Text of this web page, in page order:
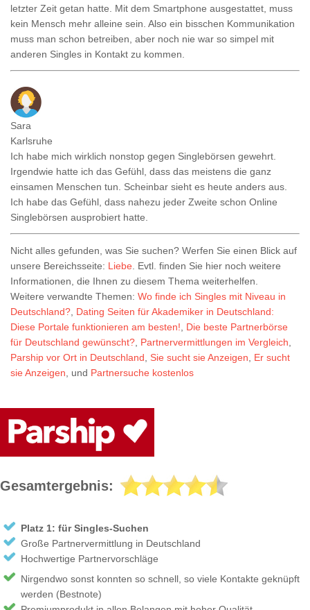
letzter Zeit getan hatte. Mit dem Smartphone ausgestattet, muss
kein Mensch mehr alleine sein. Also ein bisschen Kommunikation
muss man schon betreiben, aber noch nie war so simpel mit
anderen Singles in Kontakt zu kommen.
Sara
Karlsruhe
Ich habe mich wirklich nonstop gegen Singlebörsen gewehrt.
Irgendwie hatte ich das Gefühl, dass das meistens die ganz
einsamen Menschen tun. Scheinbar sieht es heute anders aus.
Ich habe das Gefühl, dass nahezu jeder Zweite schon Online
Singlebörsen ausprobiert hatte.
Nicht alles gefunden, was Sie suchen? Werfen Sie einen Blick auf
unsere Bereichsseite: Liebe. Evtl. finden Sie hier noch weitere
Informationen, die Ihnen zu diesem Thema weiterhelfen.
Weitere verwandte Themen: Wo finde ich Singles mit Niveau in
Deutschland?, Dating Seiten für Akademiker in Deutschland:
Diese Portale funktionieren am besten!, Die beste Partnerbörse
für Deutschland gewünscht?, Partnervermittlungen im Vergleich,
Parship vor Ort in Deutschland, Sie sucht sie Anzeigen, Er sucht
sie Anzeigen, und Partnersuche kostenlos
Gesamtergebnis:
Platz 1: für Singles-Suchen
Große Partnervermittlung in Deutschland
Hochwertige Partnervorschläge
Nirgendwo sonst konnten so schnell, so viele Kontakte geknüpft
werden (Bestnote)